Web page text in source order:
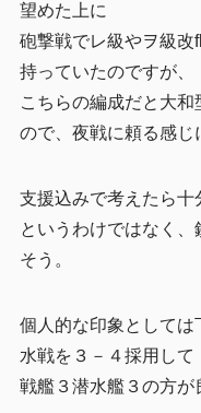
望めた上に
砲撃戦でレ級やヲ級
持っていたのですが、
こちらの編成だと大
ので、夜戦に頼る感じ
支援込みで考えたら
というわけではなく、
そう。
個人的な印象としては
水戦を３－４採用して
戦艦３潜水艦３の方が